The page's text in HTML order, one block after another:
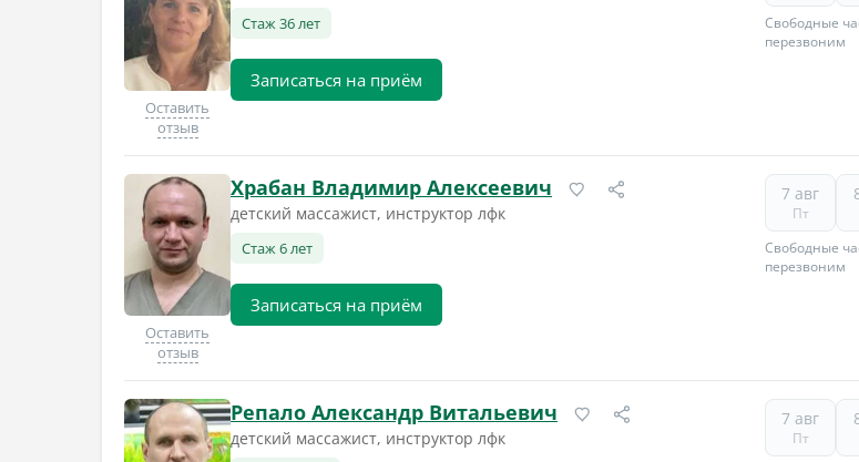
Оставить
отзыв
Стаж 36 лет
Записаться на приём
Свободные
перезвоним
Оставить
отзыв
Храбан Владимир Алексеевич
детский массажист, инструктор лфк
Стаж 6 лет
Записаться на приём
7 авг
Пт
Свободные
перезвоним
Репало Александр Витальевич
детский массажист, инструктор лфк
7 авг
Пт